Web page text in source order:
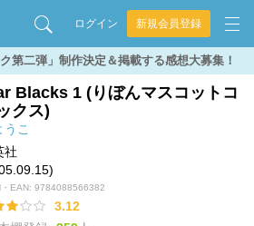
ログイン 新規会員登録
第二弾」制作決定＆掲載する感想大募集！
Blacks 1 (りぼんマスコットコ
クス)
うこ
社
EAN: 9784088566382
3.12